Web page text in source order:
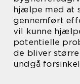
hjælpe med at
gennemført
vil kunne
potentielle
de bliver
undgå